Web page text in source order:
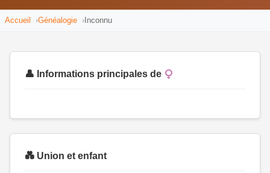
Accueil Généalogie Inconnu
👤 Informations principales de
💑 Union et enfant